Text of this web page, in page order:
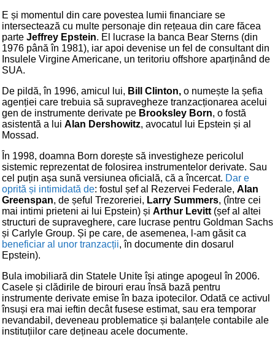
E și momentul din care povestea lumii financiare se
intersectează cu multe personaje din rețeaua din care făcea
parte Jeffrey Epstein. El lucrase la banca Bear Sterns (din
1976 până în 1981), iar apoi devenise un fel de consultant din
Insulele Virgine Americane, un teritoriu offshore aparținând de
SUA.
De pildă, în 1996, amicul lui, Bill Clinton, o numește la șefia
agenției care trebuia să supravegheze tranzacționarea acelui
gen de instrumente derivate pe Brooksley Born, o fostă
asistentă a lui Alan Dershowitz, avocatul lui Epstein și al
Mossad.
În 1998, doamna Born dorește să investigheze pericolul
sistemic reprezentat de folosirea instrumentelor derivate. Sau
cel puțin așa sună versiunea oficială, că a încercat. Dar e
oprită și intimidată de: fostul șef al Rezervei Federale, Alan
Greenspan, de șeful Trezoreriei, Larry Summers, (între cei
mai intimi prieteni ai lui Epstein) și Arthur Levitt (șef al altei
structuri de supraveghere, care lucrase pentru Goldman Sachs
și Carlyle Group. Și pe care, de asemenea, l-am găsit ca
beneficiar al unor tranzacții, în documente din dosarul
Epstein).
Bula imobiliară din Statele Unite își atinge apogeul în 2006.
Casele și clădirile de birouri erau însă bază pentru
instrumente derivate emise în baza ipotecilor. Odată ce activul
însuși era mai ieftin decât fusese estimat, sau era temporar
nevandabil, deveneau problematice și balanțele contabile ale
instituțiilor care dețineau acele documente.